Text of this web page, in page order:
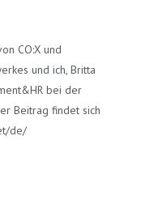
CO:X und
und ich, Britta
bei der
Beitrag findet sich
de/